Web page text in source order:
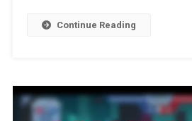
Continue Reading